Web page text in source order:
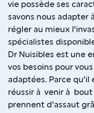
vie possède ses
savons nous adapter
régler au mieux
spécialistes
Dr Nuisibles est une
vos besoins pour
adaptées. Parce qu'il
réussir à venir à bout
prennent d'assaut